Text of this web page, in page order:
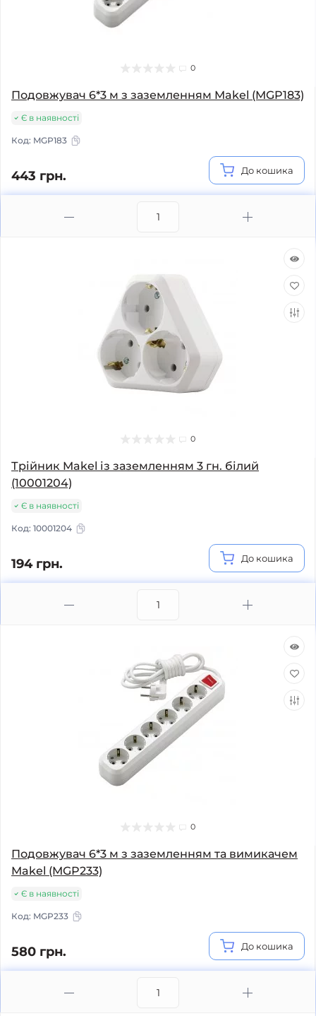
0
Подовжувач 6*3 м з заземленням Makel (MGP183)
Є в наявності
Код: MGP183
443 грн. До кошика
0
Трійник Makel із заземленням 3 гн. білий
(10001204)
Є в наявності
Код: 10001204
194 грн. До кошика
0
Подовжувач 6*3 м з заземленням та вимикачем
Makel (MGP233)
Є в наявності
Код: MGP233
580 грн. До кошика